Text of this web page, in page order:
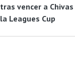
tras vencer a
la Leagues Cup